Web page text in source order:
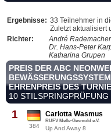
Ergebnisse: 33 Teilnehmer in
Zuletzt aktualisiert
Richter:
André Rademacher
Dr. Hans-Peter
Katharina Grupen
PREIS DER ABC
EHRENPREIS DES
10 STILSPRINGPRÜFUNG
1
384
Carlotta Wasmus
RUFV Melle-Gesmold e.V.
Up And Away 8